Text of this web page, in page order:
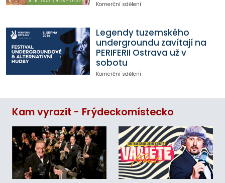
Komerční sdělení
Legendy tuzemského
undergroundu zavítají na
PERIFERII Ostrava už v
sobotu
Komerční sdělení
Kam vyrazit - Frýdeckomístecko